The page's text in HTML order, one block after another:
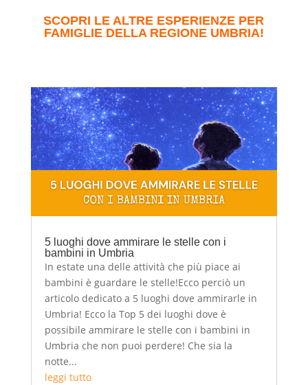
SCOPRI LE ALTRE ESPERIENZE PER
FAMIGLIE DELLA REGIONE UMBRIA!
5 luoghi dove ammirare le stelle con i
bambini in Umbria
In estate una delle attività che più piace ai
bambini è guardare le stelle!Ecco perciò un
articolo dedicato a 5 luoghi dove ammirarle in
Umbria! Ecco la Top 5 dei luoghi dove è
possibile ammirare le stelle con i bambini in
Umbria che non puoi perdere! Che sia la
notte...
leggi tutto